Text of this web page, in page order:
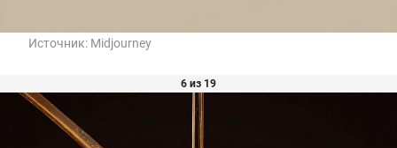
Источник: Midjourney
6 из 19